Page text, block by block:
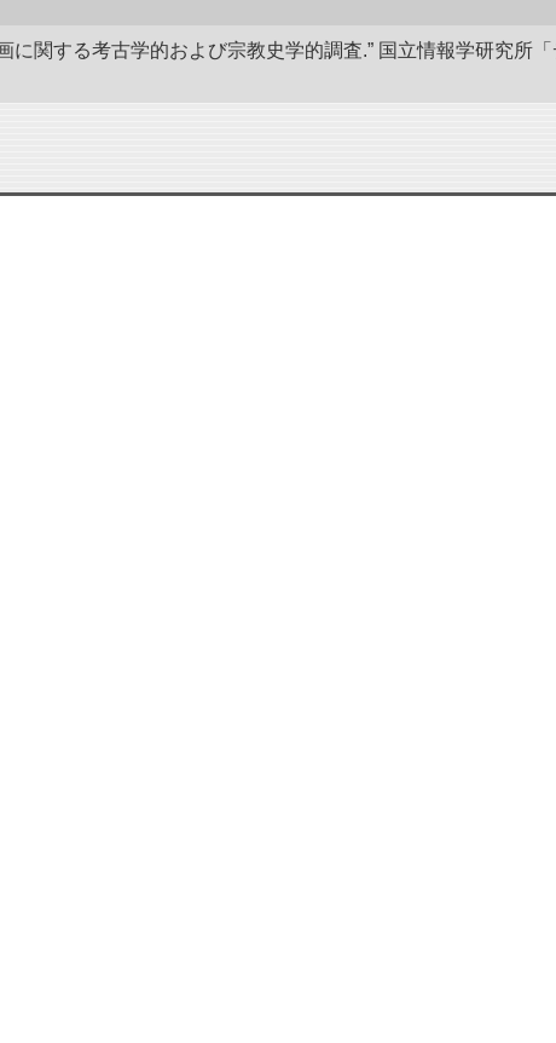
関する考古学的および宗教史学的調査.” 国立情報学研究所